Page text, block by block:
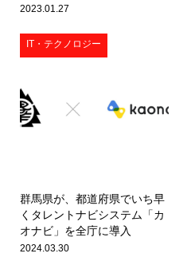
2023.01.27
IT・テクノロジー
群馬県が、都道府県でいち早
くタレントナビシステム「カ
オナビ」を全庁に導入
2024.03.30